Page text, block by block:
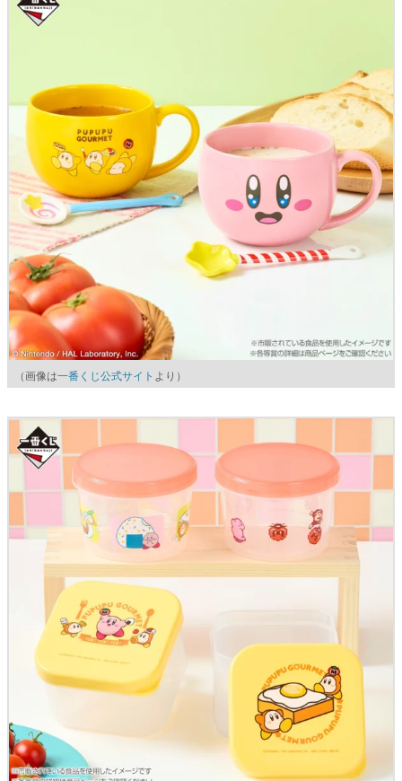
（画像は一番くじ公式サイト より）